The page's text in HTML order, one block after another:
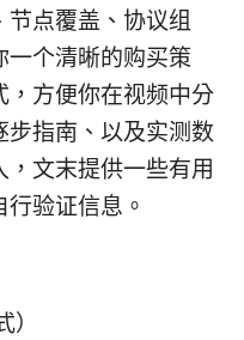
点覆盖、协议组
一个清晰的购买策
，方便你在视频中分
指南、以及实测数
文末提供一些有用
验证信息。